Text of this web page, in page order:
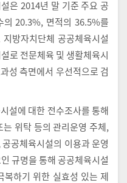
은 2014년 말 기준 주요 공
의 20.3%, 면적의 36.5%를
방자치단체 공공체육시설
로 전문체육 및 생활체육시
성 측면에서 우선적으로 검
설에 대한 전수조사를 통해
위탁 등의 관리운영 주체,
공체육시설의 이용과 운영
규명을 통해 공공체육시설
복하기 위한 실효성 있는 제